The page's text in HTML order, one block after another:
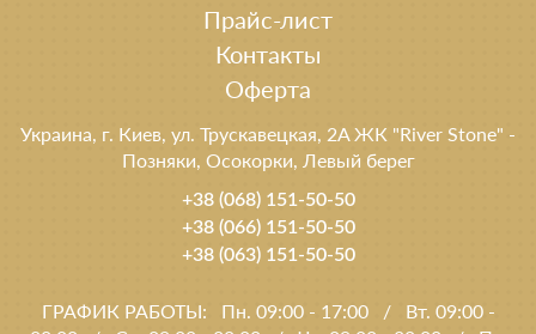
Прайс-лист
Контакты
Оферта
Украина, г. Киев, ул. Трускавецкая, 2A ЖК "River Stone" -
Позняки, Осокорки, Левый берег
+38 (068) 151-50-50
+38 (066) 151-50-50
+38 (063) 151-50-50
ГРАФИК РАБОТЫ: Пн. 09:00 - 17:00 /
Вт. 09:00 -